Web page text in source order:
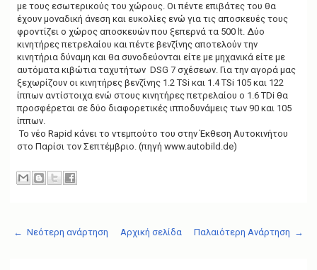
με τους εσωτερικούς του χώρους. Οι πέντε επιβάτες του θα
έχουν μοναδική άνεση και ευκολίες ενώ για τις αποσκευές τους
φροντίζει ο χώρος αποσκευών που ξεπερνά τα 500 lt. Δύο
κινητήρες πετρελαίου και πέντε βενζίνης αποτελούν την
κινητήρια δύναμη και θα συνοδεύονται είτε με μηχανικά είτε με
αυτόματα κιβώτια ταχυτήτων DSG 7 σχέσεων. Για την αγορά μας
ξεχωρίζουν οι κινητήρες βενζίνης 1.2 TSi και 1.4 TSi 105 και 122
ίππων αντίστοιχα ενώ στους κινητήρες πετρελαίου ο 1.6 TDi θα
προσφέρεται σε δύο διαφορετικές ιπποδυνάμεις των 90 και 105
ίππων.
Το νέο Rapid κάνει το ντεμπούτο του στην Έκθεση Αυτοκινήτου
στο Παρίσι τον Σεπτέμβριο. (πηγή www.autobild.de)
← Νεότερη ανάρτηση Παλαιότερη Ανάρτηση →
Αρχική σελίδα